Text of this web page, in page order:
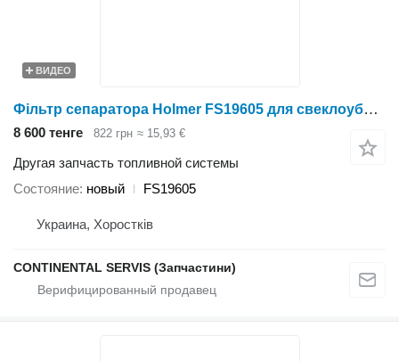
ВИДЕО
Фільтр сепаратора Holmer FS19605 для свеклоуборочного комбайна
8 600 тенге 822 грн ≈ 15,93 €
Другая запчасть топливной системы
Состояние новый FS19605
Украина, Хоростків
CONTINENTAL SERVIS (Запчастини)